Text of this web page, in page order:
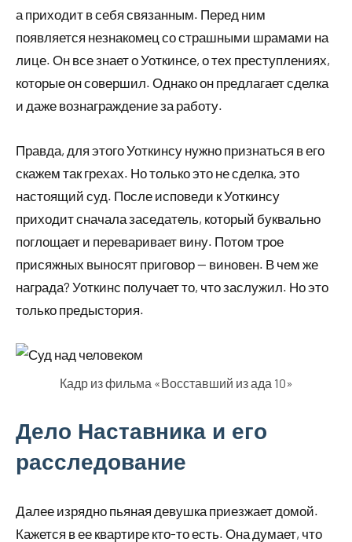
а приходит в себя связанным. Перед ним
появляется незнакомец со страшными шрамами на
лице. Он все знает о Уоткинсе, о тех преступлениях,
которые он совершил. Однако он предлагает сделка
и даже вознаграждение за работу.
Правда, для этого Уоткинсу нужно признаться в его
скажем так грехах. Но только это не сделка, это
настоящий суд. После исповеди к Уоткинсу
приходит сначала заседатель, который буквально
поглощает и переваривает вину. Потом трое
присяжных выносят приговор — виновен. В чем же
награда? Уоткинс получает то, что заслужил. Но это
только предыстория.
Кадр из фильма «Восставший из ада 10»
Дело Наставника и его
расследование
Далее изрядно пьяная девушка приезжает домой.
Кажется в ее квартире кто-то есть. Она думает, что